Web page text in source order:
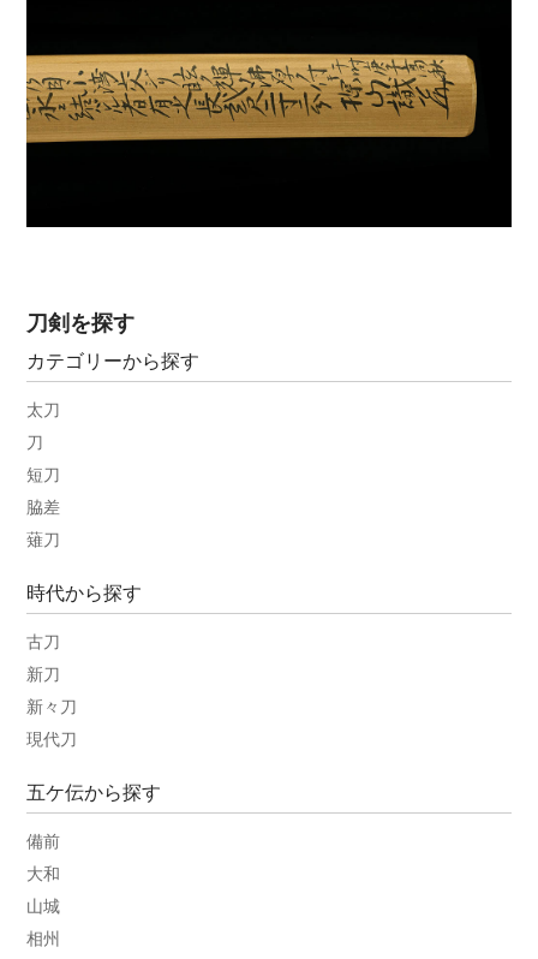
刀剣を探す
カテゴリーから探す
太刀
刀
短刀
脇差
薙刀
時代から探す
古刀
新刀
新々刀
現代刀
五ケ伝から探す
備前
大和
山城
相州